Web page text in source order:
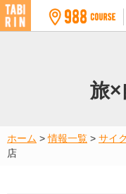
旅×
ホーム >情報一覧 > サイ
店